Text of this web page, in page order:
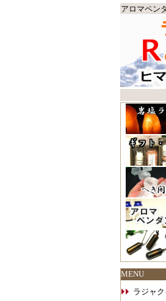
アロマペン
MENU
ラジャ